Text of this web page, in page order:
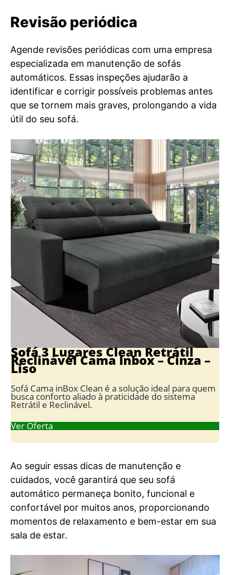
Revisão periódica
Agende revisões periódicas com uma empresa
especializada em manutenção de sofás
automáticos. Essas inspeções ajudarão a
identificar e corrigir possíveis problemas antes
que se tornem mais graves, prolongando a vida
útil do seu sofá.
Sofá 3 Lugares Clean Retrátil
Reclinável Cama Inbox – Cinza –
Liso
Sofá Cama inBox Clean é a solução ideal para quem
busca conforto aliado à praticidade do sistema
Retrátil e Reclinável.
Ver Oferta
Ao seguir essas dicas de manutenção e
cuidados, você garantirá que seu sofá
automático permaneça bonito, funcional e
confortável por muitos anos, proporcionando
momentos de relaxamento e bem-estar em sua
sala de estar.